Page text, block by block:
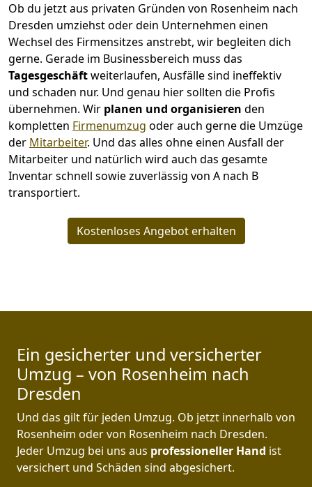
Ob du jetzt aus privaten Gründen von Rosenheim nach
Dresden umziehst oder dein Unternehmen einen
Wechsel des Firmensitzes anstrebt, wir begleiten dich
gerne. Gerade im Businessbereich muss das
Tagesgeschäftweiterlaufen, Ausfälle sind ineffektiv
und schaden nur. Und genau hier sollten die Profis
übernehmen. Wir planen und organisieren den
kompletten Firmenumzug oder auch gerne die Umzüge
der Mitarbeiter. Und das alles ohne einen Ausfall der
Mitarbeiter und natürlich wird auch das gesamte
Inventar schnell sowie zuverlässig von A nach B
transportiert.
Kostenloses Angebot erhalten
Ein gesicherter und versicherter
Umzug – von Rosenheim nach
Dresden
Und das gilt für jeden Umzug. Ob jetzt innerhalb von
Rosenheim oder von Rosenheim nach Dresden.
Jeder Umzug bei uns aus professioneller Hand ist
versichert und Schäden sind abgesichert.